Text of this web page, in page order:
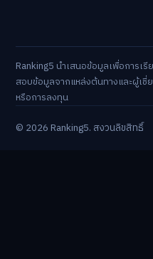
Ranking5 นำเสนอข้อมูลเพื่อการเ
สอบข้อมูลจากแหล่งต้นทางและผู้เ
หรือการลงทุน
© 2026 Ranking5. สงวนลิขสิทธิ์